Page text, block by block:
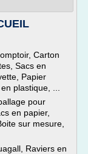
Carton
Sacs en
Papier
plastique, ...
pour
en papier,
sur mesure,
Raviers en